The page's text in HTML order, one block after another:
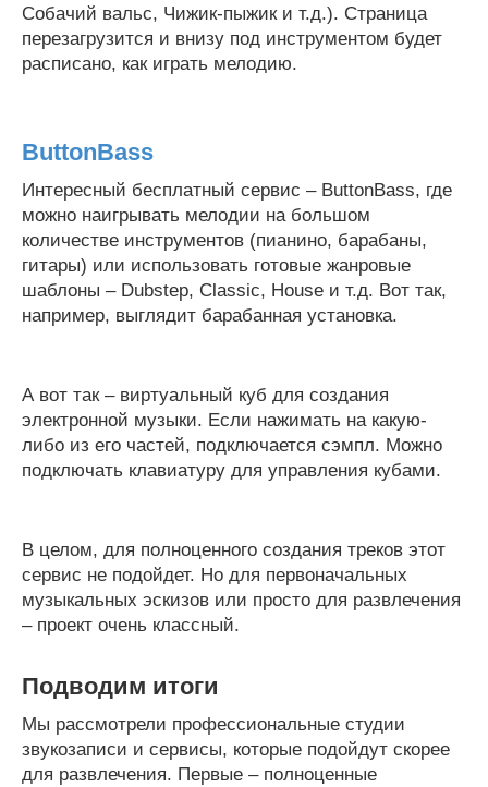
Собачий вальс, Чижик-пыжик и т.д.). Страница
перезагрузится и внизу под инструментом будет
расписано, как играть мелодию.
ButtonBass
Интересный бесплатный сервис – ButtonBass, где
можно наигрывать мелодии на большом
количестве инструментов (пианино, барабаны,
гитары) или использовать готовые жанровые
шаблоны – Dubstep, Classic, House и т.д. Вот так,
например, выглядит барабанная установка.
А вот так – виртуальный куб для создания
электронной музыки. Если нажимать на какую-
либо из его частей, подключается сэмпл. Можно
подключать клавиатуру для управления кубами.
В целом, для полноценного создания треков этот
сервис не подойдет. Но для первоначальных
музыкальных эскизов или просто для развлечения
– проект очень классный.
Подводим итоги
Мы рассмотрели профессиональные студии
звукозаписи и сервисы, которые подойдут скорее
для развлечения. Первые – полноценные